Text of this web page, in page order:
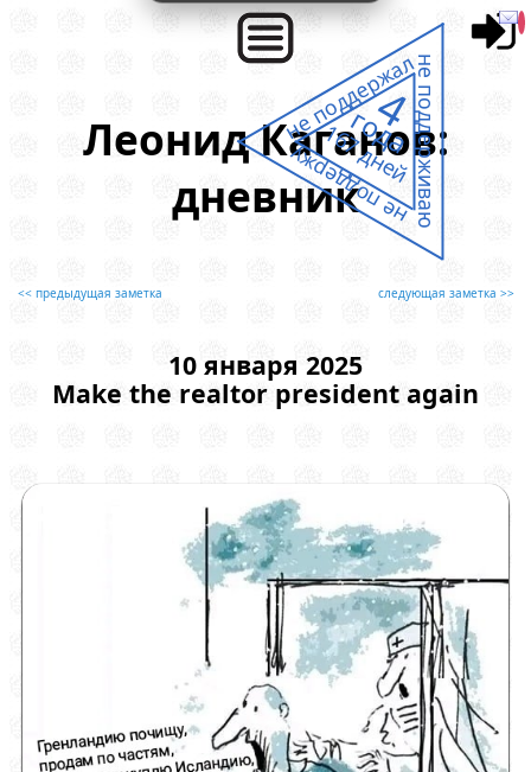
Леонид Каганов:
дневник
<< предыдущая заметка следующая заметка >>
10 января 2025
Make the realtor president again
не поддержалне поддерживаю
не поддержу
4
года
167 дней